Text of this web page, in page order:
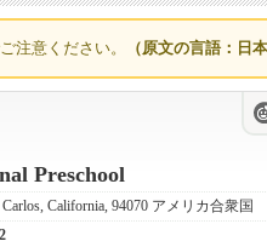
注意ください。 （原文の言語：日本
Preschool
Carlos, California, 94070 アメリカ合衆国